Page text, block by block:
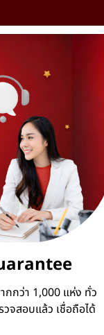
กว่า 1,000 แห่ง ทั่ว
จสอบแล้ว เชื่อถือได้